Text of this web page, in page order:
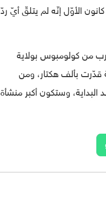
الأوّل إنّه لم يتلقّ أيّ ردّ
من كولومبوس بولاية
المنشأة مساحة قدّرت بألف هكتار، ومن
المرحلة الأولى عند البداية، وستكون أكبر منشأة